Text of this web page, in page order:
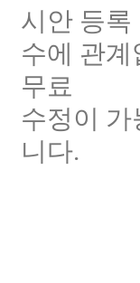
시안 등록
수에 관계
무료
수정이 가
니다.